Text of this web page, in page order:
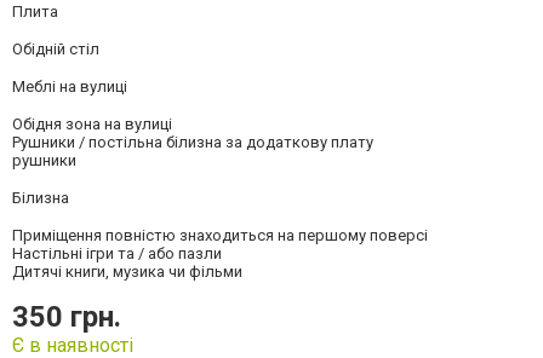
Плита
Обідній стіл
Меблі на вулиці
Обідня зона на вулиці
Рушники / постільна білизна за додаткову плату
рушники
Білизна
Приміщення повністю знаходиться на першому поверсі
Настільні ігри та / або пазли
Дитячі книги, музика чи фільми
350 грн.
Є в наявності